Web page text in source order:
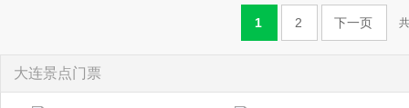
1 2 下一页
大连景点门票